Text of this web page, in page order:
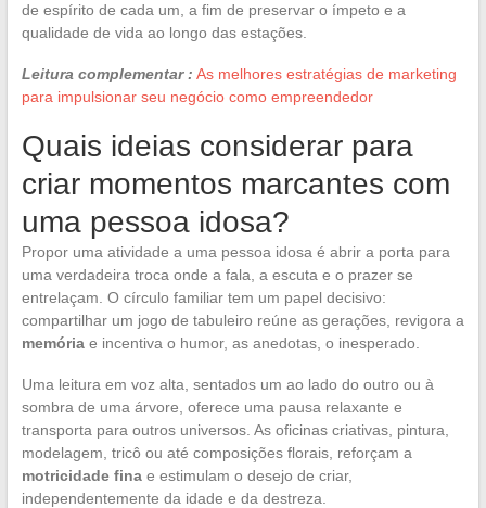
de espírito de cada um, a fim de preservar o ímpeto e a
qualidade de vida ao longo das estações.
Leitura complementar : As melhores estratégias de marketing
para impulsionar seu negócio como empreendedor
Quais ideias considerar para
criar momentos marcantes com
uma pessoa idosa?
Propor uma atividade a uma pessoa idosa é abrir a porta para
uma verdadeira troca onde a fala, a escuta e o prazer se
entrelaçam. O círculo familiar tem um papel decisivo:
compartilhar um jogo de tabuleiro reúne as gerações, revigora a
memóriae incentiva o humor, as anedotas, o inesperado.
Uma leitura em voz alta, sentados um ao lado do outro ou à
sombra de uma árvore, oferece uma pausa relaxante e
transporta para outros universos. As oficinas criativas, pintura,
modelagem, tricô ou até composições florais, reforçam a
motricidade finae estimulam o desejo de criar,
independentemente da idade e da destreza.